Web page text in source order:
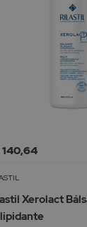
140,64
Xerolact